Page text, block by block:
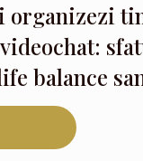
organizezi
balance